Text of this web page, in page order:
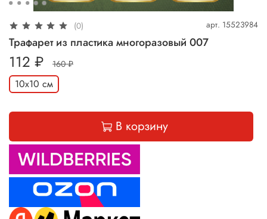
(0) арт. 15523984
Трафарет из пластика многоразовый 007
112 ₽ 160 ₽
10х10 см
В корзину